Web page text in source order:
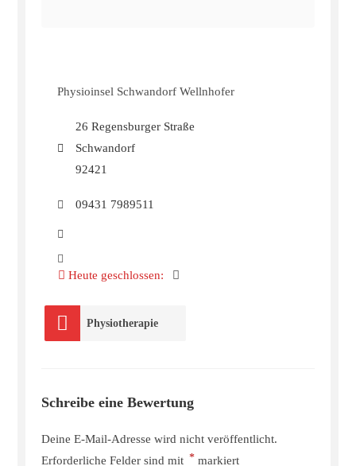
Physioinsel Schwandorf Wellnhofer
26 Regensburger Straße
Schwandorf
92421
09431 7989511
Heute geschlossen:
Physiotherapie
Schreibe eine Bewertung
Deine E-Mail-Adresse wird nicht veröffentlicht.
Erforderliche Felder sind mit * markiert